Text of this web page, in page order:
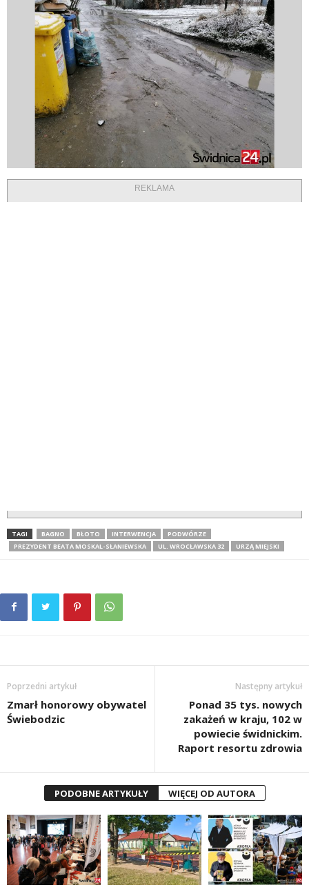
REKLAMA
TAGI BAGNO BŁOTO INTERWENCJA
PODWÓRZE
PREZYDENT BEATA MOSKAL-SŁANIEWSKA
UL. WROCŁAWSKA 32 URZĄ MIEJSKI
Poprzedni artykuł
Zmarł honorowy obywatel
Świebodzic
Następny artykuł
Ponad 35 tys. nowych
zakażeń w kraju, 102 w
powiecie świdnickim.
Raport resortu zdrowia
PODOBNE ARTYKUŁY WIĘCEJ OD AUTORA